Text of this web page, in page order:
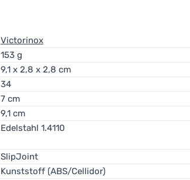
Victorinox
153 g
9,1 x 2,8 x 2,8 cm
34
7 cm
9,1 cm
Edelstahl 1.4110
SlipJoint
Kunststoff (ABS/Cellidor)